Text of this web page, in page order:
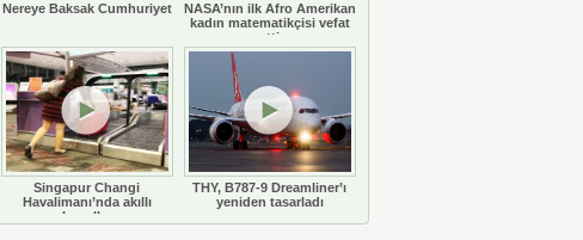
Nereye Baksak Cumhuriyet
NASA’nın ilk Afro Amerikan
kadın matematikçisi vefat
etti
Singapur Changi
Havalimanı’nda akıllı
bavullar
THY, B787-9 Dreamliner’ı
yeniden tasarladı